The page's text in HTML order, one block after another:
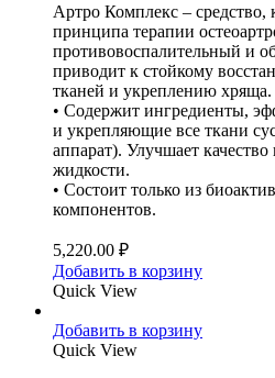
Артро Комплекс – средство,
принципа терапии
противовоспалительный и
приводит к стойкому
тканей и укреплению хряща.
• Содержит ингредиенты,
и укрепляющие все ткани
аппарат). Улучшает
жидкости.
• Состоит только из
компонентов.
5,220.00 ₽
Добавить в корзину
Quick View
Добавить в корзину
Quick View